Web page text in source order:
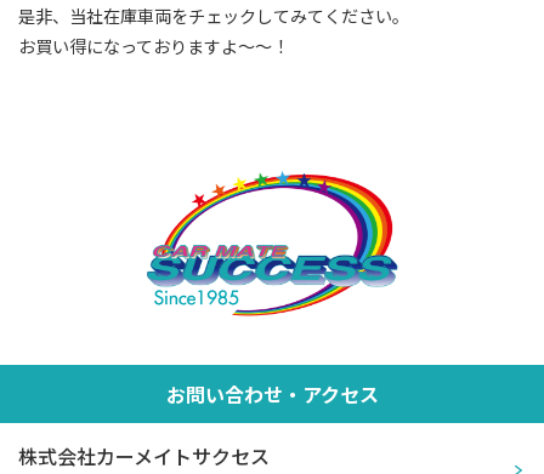
是非、当社在庫車両をチェックしてみてください。
お買い得になっておりますよ～～！
お問い合わせ・アクセス
株式会社カーメイトサクセス